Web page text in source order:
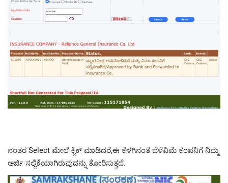
ನಂತರ Select ಮೇಲೆ ಕ್ಲಿಕ್ ಮಾಡಿದರೆ,ಈ ಕೆಳಗಿನಂತೆ ಬೆಳೆವಿಮೆ ಕಂಪನಿಗೆ ನಿಮ್ಮ
ಅರ್ಜಿ ಸಲ್ಲಿಕೆಯಾಗಿರುವುದನ್ನು ತೋರಿಸುತ್ತದೆ.